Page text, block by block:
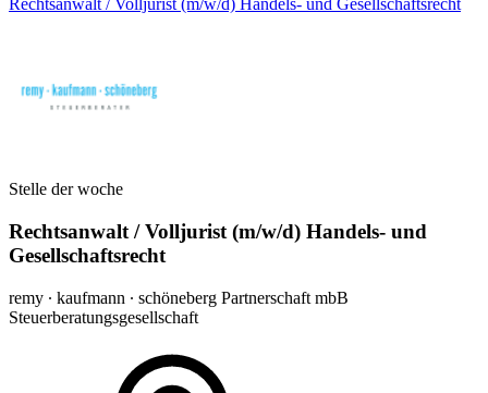
Rechtsanwalt / Volljurist (m/w/d) Handels- und Gesellschaftsrecht
Stelle der woche
Rechtsanwalt / Volljurist (m/w/d) Handels- und
Gesellschaftsrecht
remy ∙ kaufmann ∙ schöneberg Partnerschaft mbB
Steuerberatungsgesellschaft